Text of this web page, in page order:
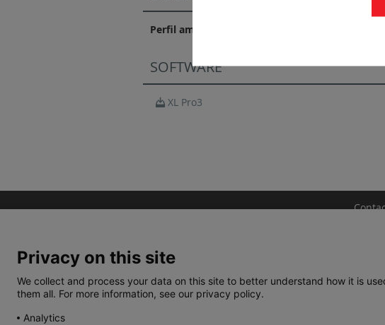
Perfil ambiental do produto
SOFTWARE
XL Pro3
TERMOS E CONDIÇÕES POLÍTICA DE PRIVACIDADE
Privacy on this site
We collect and process your data on this site to better understand how it is
them all. For more information, see our privacy policy.
Analytics